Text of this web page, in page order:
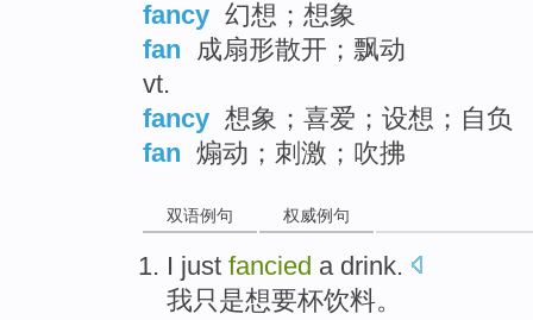
fancy 幻想；想象
fan
成扇形散开；飘动
vt.
fancy 想象；喜爱；设想；自负
fan 煽动；刺激；吹拂
双语例句 权威例句
I just fancied a drink.
我只是想要杯饮料。